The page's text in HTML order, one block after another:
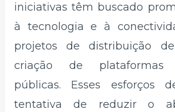
iniciativas têm buscado
à tecnologia e à
projetos de distribuição
criação de plataformas
públicas. Esses esforços
tentativa de reduzir o